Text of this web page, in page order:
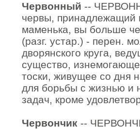
Червонный --
червы, принадлежащий
маменька, вы больше
(разг. устар.) - перен.
дворянского круга,
существо,
тоски, живущее со дня
для борьбы с жизнью и
задач, кроме
Червончик --